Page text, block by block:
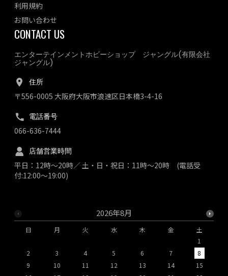
2026年8月
日 月 火 水 木 金
土
1
2
3 4 5 6 7
8
9
10 11 12 13 14
15
利用規約
お問い合わせ
CONTACT US
エンターテインメントホビーショップ ジャングル(有限会社
ジャングル)
住所
〒556-0005 大阪府大阪市浪速区日本橋3-4-16
電話番号
066-636-7444
店舗営業時間
平日：12時～20時／ 土・日・祝日：11時～20時 (電話受
付:12:00～19:00)